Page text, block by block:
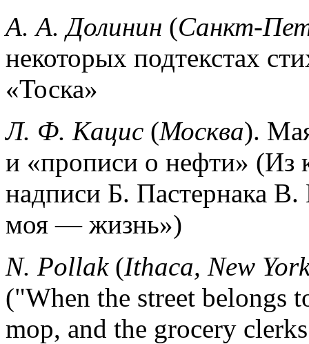
А. А. Долинин (Санкт-
некоторых подтекстах
«Тоска»
Л. Ф. Кацис (Москва).
и «прописи о нефти» (Из
надписи Б. Пастернака
моя — жизнь»)
N. Pollak(Ithaca, New
("When the street belongs
mop, and the grocery